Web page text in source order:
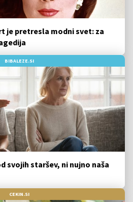
je pretresla modni svet: za
BIBALEZE.SI
svojih staršev, ni nujno naša
CEKIN.SI